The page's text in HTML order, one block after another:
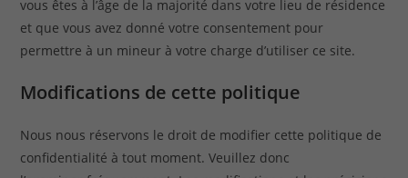
vous êtes à l’âge de la majorité dans votre lieu de résidence
et que vous avez donné votre consentement pour
permettre à un mineur à votre charge d’utiliser ce site.
Modifications de cette politique
Nous nous réservons le droit de modifier cette politique de
confidentialité à tout moment. Veuillez donc